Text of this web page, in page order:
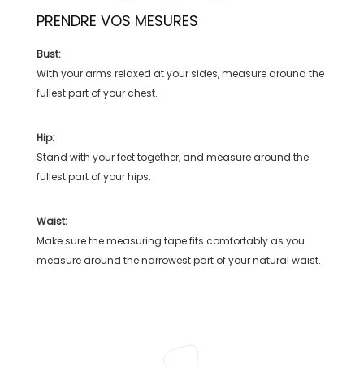
PRENDRE VOS MESURES
Bust:
With your arms relaxed at your sides, measure around the
fullest part of your chest.
Hip:
Stand with your feet together, and measure around the
fullest part of your hips.
Waist:
Make sure the measuring tape fits comfortably as you
measure around the narrowest part of your natural waist.